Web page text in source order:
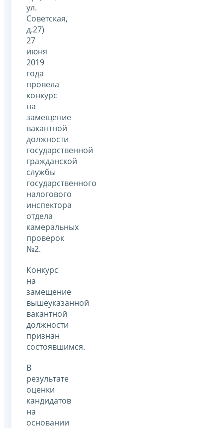
ул.
Советская,
д.27)
27
июня
2019
года
провела
конкурс
на
замещение
вакантной
должности
государственной
гражданской
службы
государственного
налогового
инспектора
отдела
камеральных
проверок
№2.
Конкурс
на
замещение
вышеуказанной
вакантной
должности
признан
состоявшимся.
В
результате
оценки
кандидатов
на
основании